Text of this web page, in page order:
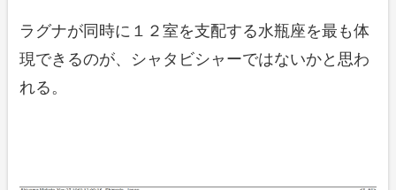
ラグナが同時に１２室を支配する水瓶座を最も体
現できるのが、シャタビシャーではないかと思わ
れる。